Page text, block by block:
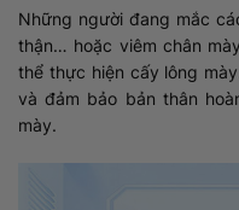
Những người đang mắc
thận… hoặc viêm chân
thể thực hiện cấy lông
và đảm bảo bản thân
mày.